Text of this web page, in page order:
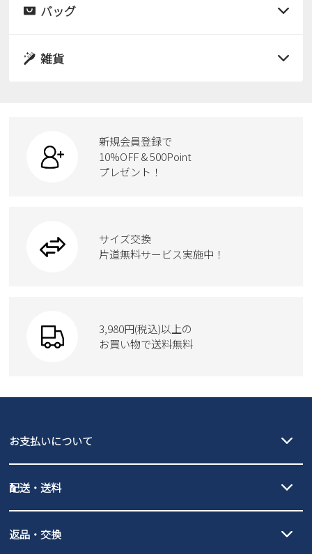
スニーカー
カジュアルシューズ
ワークシューズ
ウェア
moz
サンダル
ローファー
ブーツ
Parade
GAP
サンダル
スクール
new balance
瞬足
バッグ
ボディバッグ
ハンドバッグ
トートバッグ
雑貨
ケア用品
新規会員登録で
10%OFF & 500Point
プレゼント！
サイズ交換
片道無料サービス実施中！
3,980円(税込)以上の
お買い物で送料無料
お支払いについて
PayPay（オンライン決済）、代金引換のご利用が可能です。
配送・送料
北海道・本州・四国・九州…550円
全国一律…220円（税込）
返品・交換